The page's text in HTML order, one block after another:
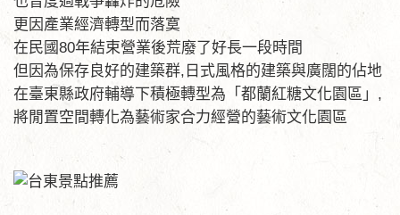
更因產業經濟轉型而落寞
在民國80年結束營業後荒廢了好長一段時間
但因為保存良好的建築群,日式風格的建築與廣闊的佔地
在臺東縣政府輔導下積極轉型為「都蘭紅糖文化園區」,
將閒置空間轉化為藝術家合力經營的藝術文化園區